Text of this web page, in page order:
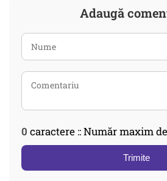
Adaugă
0 caractere :: Număr maxim
Trimite